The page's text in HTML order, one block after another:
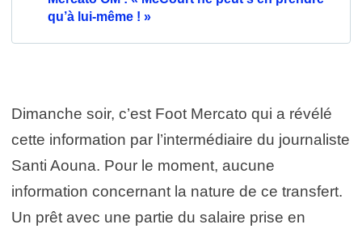
qu’à lui-même ! »
Dimanche soir, c’est Foot Mercato qui a révélé
cette information par l’intermédiaire du journaliste
Santi Aouna. Pour le moment, aucune
information concernant la nature de ce transfert.
Un prêt avec une partie du salaire prise en